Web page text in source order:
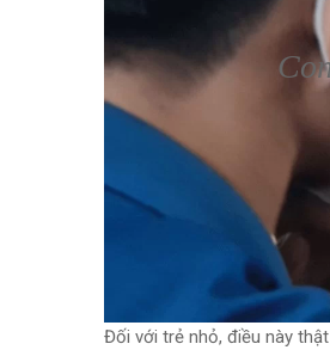
Đối với trẻ nhỏ, điều này